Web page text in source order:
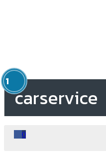
carservice
0
1